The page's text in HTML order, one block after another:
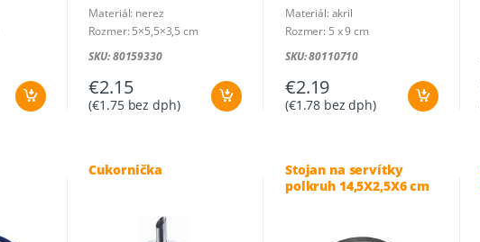
Materiál: nerez
Rozmer: 5×5,5×3,5 cm
SKU: 80159330
€2.15
(€1.75bez dph)
Materiál: akril
Rozmer: 5 x 9 cm
SKU: 80110710
€2.19
(€1.78 bez dph)
Cukornička
Stojan na servítky
polkruh 14,5X2,5X6 cm